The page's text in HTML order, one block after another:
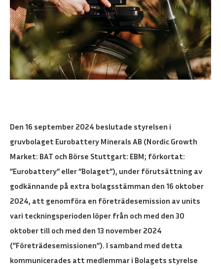
Den 16 september 2024 beslutade styrelsen i
gruvbolaget Eurobattery Minerals AB (Nordic Growth
Market: BAT och Börse Stuttgart: EBM; förkortat:
”Eurobattery” eller ”Bolaget”), under förutsättning av
godkännande på extra bolagsstämman den 16 oktober
2024, att genomföra en företrädesemission av units
vari teckningsperioden löper från och med den 30
oktober till och med den 13 november 2024
(”Företrädesemissionen”). I samband med detta
kommunicerades att medlemmar i Bolagets styrelse